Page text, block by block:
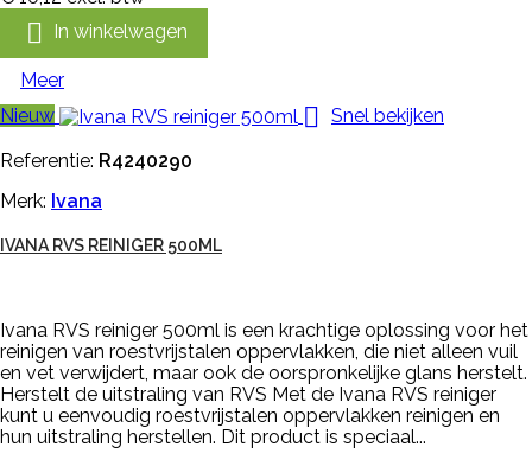
 In winkelwagen
Meer
Nieuw
 Snel bekijken
Referentie: R4240290
Merk: Ivana
IVANA RVS REINIGER 500ML
Ivana RVS reiniger 500ml is een krachtige oplossing voor het
reinigen van roestvrijstalen oppervlakken, die niet alleen vuil
en vet verwijdert, maar ook de oorspronkelijke glans herstelt.
Herstelt de uitstraling van RVS Met de Ivana RVS reiniger
kunt u eenvoudig roestvrijstalen oppervlakken reinigen en
hun uitstraling herstellen. Dit product is speciaal...